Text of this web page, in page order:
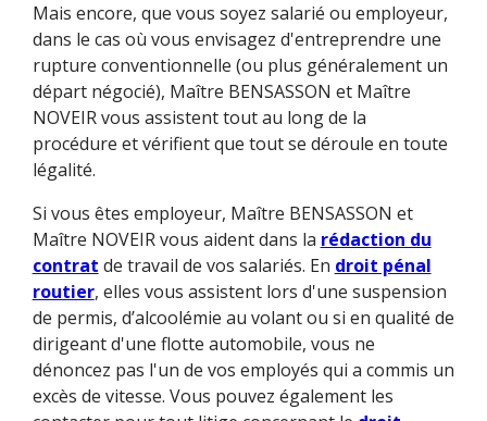
Mais encore, que vous soyez salarié ou employeur,
dans le cas où vous envisagez d'entreprendre une
rupture conventionnelle (ou plus généralement un
départ négocié), Maître BENSASSON et Maître
NOVEIR vous assistent tout au long de la
procédure et vérifient que tout se déroule en toute
légalité.
Si vous êtes employeur, Maître BENSASSON et
Maître NOVEIR vous aident dans la rédaction du
contrat de travail de vos salariés. En droit pénal
routier, elles vous assistent lors d'une suspension
de permis, d’alcoolémie au volant ou si en qualité de
dirigeant d'une flotte automobile, vous ne
dénoncez pas l'un de vos employés qui a commis un
excès de vitesse. Vous pouvez également les